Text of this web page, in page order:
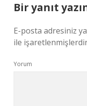
Bir yanıt
E-posta adresiniz
ile
Yorum